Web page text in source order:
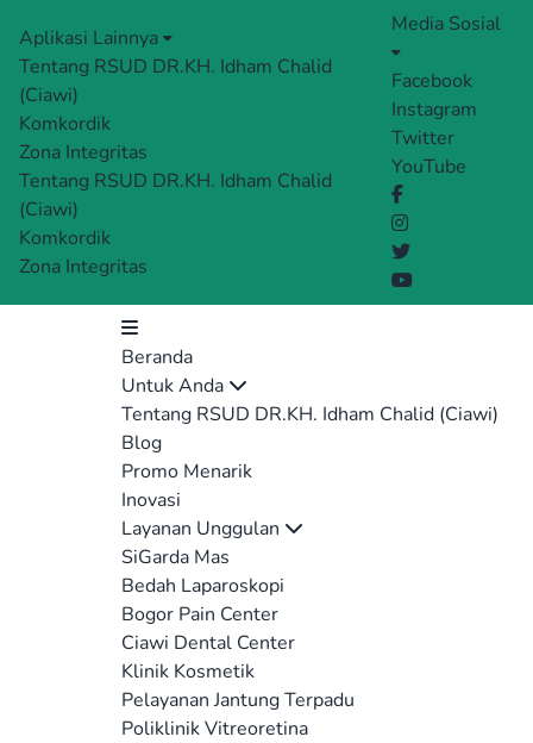
Aplikasi Lainnya
Tentang RSUD DR.KH. Idham Chalid
(Ciawi)
Komkordik
Zona Integritas
Tentang RSUD DR.KH. Idham Chalid
(Ciawi)
Komkordik
Zona Integritas
Media Sosial
Facebook
Instagram
Twitter
YouTube
Beranda
Untuk Anda
Tentang RSUD DR.KH. Idham Chalid (Ciawi)
Blog
Promo Menarik
Inovasi
Layanan Unggulan
SiGarda Mas
Bedah Laparoskopi
Bogor Pain Center
Ciawi Dental Center
Klinik Kosmetik
Pelayanan Jantung Terpadu
Poliklinik Vitreoretina